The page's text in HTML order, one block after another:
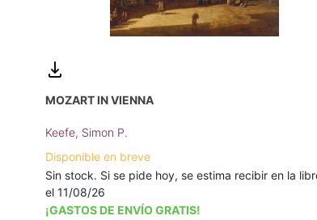
MOZART IN VIENNA
Keefe, Simon P.
Disponible en breve
Sin stock. Si se pide hoy, se estima recibir en la
el 11/08/26
¡GASTOS DE ENVÍO GRATIS!